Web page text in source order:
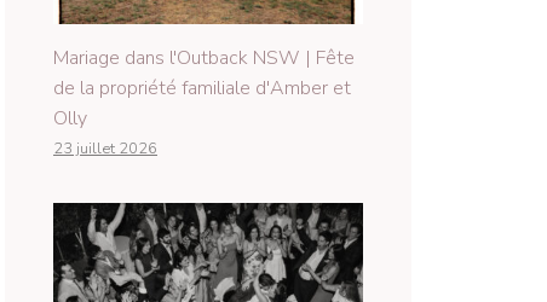
Mariage dans l'Outback NSW | Fête
de la propriété familiale d'Amber et
Olly
23 juillet 2026